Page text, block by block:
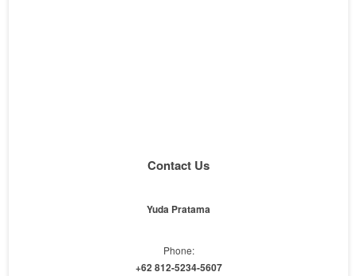
Contact Us
Yuda Pratama
Phone:
+62 812-5234-5607